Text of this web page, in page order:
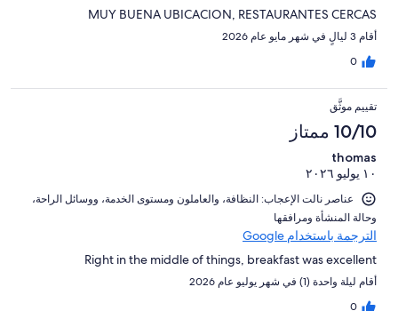
MUY BUENA UBICACION, RESTAURANTES CERCAS
أقام 3 ليالٍ في شهر مايو عام 2026
0
تقييم موثَّق
10/10 ممتاز
thomas
١٠ يوليو ٢٠٢٦
عناصر نالت الإعجاب: ⁦النظافة⁩، و⁦العاملون ومستوى الخدمة⁩، و⁦وسائل الراحة⁩،
و⁦حالة المنشأة ومرافقها⁩
الترجمة باستخدام Google
Right in the middle of things, breakfast was excellent
أقام ليلة واحدة (1) في شهر يوليو عام 2026
0